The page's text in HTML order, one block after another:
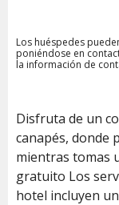
Los huéspedes
poniéndose en
la información de
Disfruta de un
canapés, donde
mientras tomas
gratuito Los
hotel incluyen